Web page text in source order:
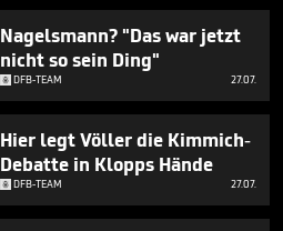
Nagelsmann? "Das war jetzt
nicht so sein Ding"
DFB-TEAM 27.07.
Hier legt Völler die Kimmich-
Debatte in Klopps Hände
DFB-TEAM 27.07.